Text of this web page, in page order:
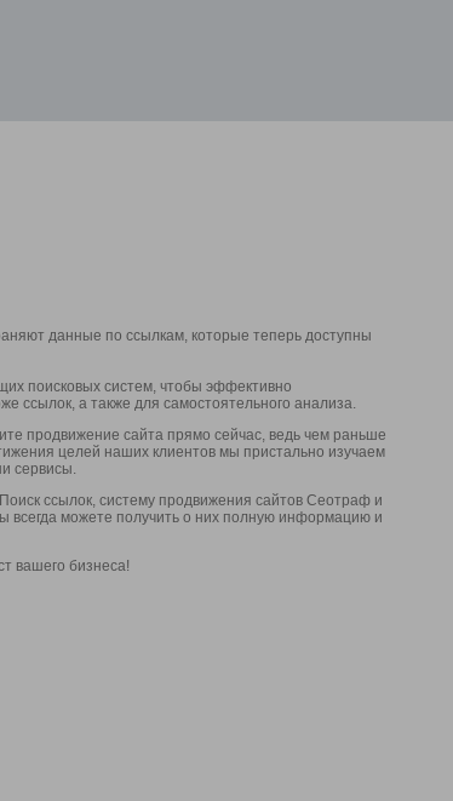
данные по ссылкам, которые теперь доступны
поисковых систем, чтобы эффективно
ссылок, а также для самостоятельного анализа.
продвижение сайта прямо сейчас, ведь чем раньше
целей наших клиентов мы пристально изучаем
сервисы.
ссылок, систему продвижения сайтов Сеотраф и
всегда можете получить о них полную информацию и
вашего бизнеса!